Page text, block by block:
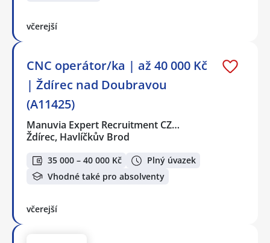
včerejší
CNC operátor/ka | až 40 000 Kč
| Ždírec nad Doubravou
(A11425)
Manuvia Expert Recruitment CZ…
Ždírec, Havlíčkův Brod
35 000 – 40 000 Kč
Plný úvazek
Vhodné také pro absolventy
včerejší